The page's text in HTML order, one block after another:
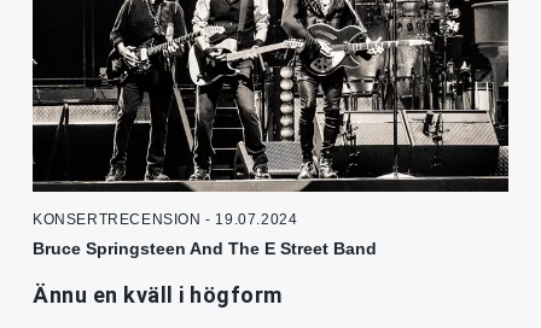
KONSERTRECENSION - 19.07.2024
Bruce Springsteen And The E Street Band
Ännu en kväll i högform